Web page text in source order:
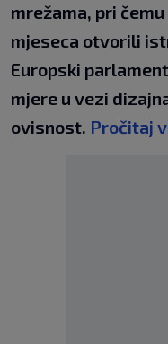
mrežama, pri
mjeseca otvorili
Europski
mjere u vezi
ovisnost. Pročitaj